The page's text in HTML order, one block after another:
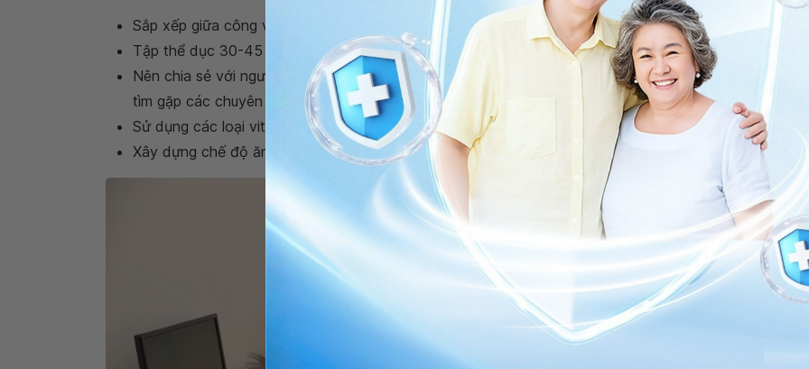
Sắp xếp giữa công việc, học tập, thư giãn phù hợp và khoa;
Tập thể dục 30-45 phút mỗi ngày;
Nên chia sẻ với người thân, bạn bè khi có các vấn đề căng thẳng stress, lo âu mất ngủ,... hay
tìm gặp các chuyên gia tâm lý để trị liệu;
Sử dụng các loại vitamin, khoáng chất;
Xây dựng chế độ ăn uống khoa học.